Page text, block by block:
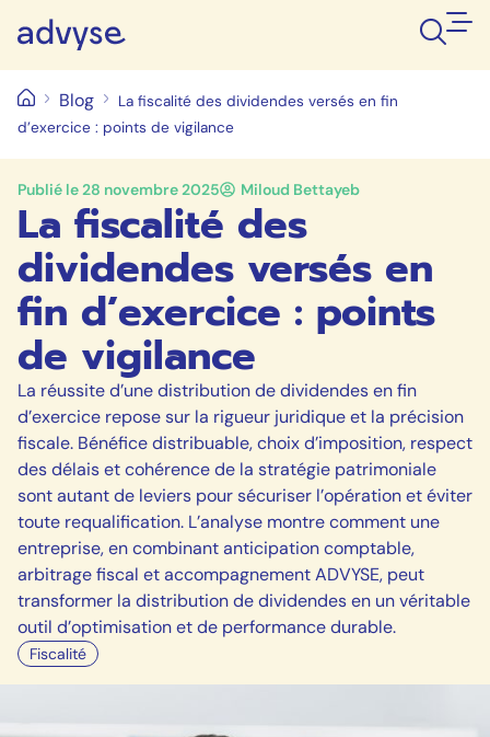
Blog
La fiscalité des dividendes versés en fin
d’exercice : points de vigilance
Publié le28 novembre 2025 Miloud Bettayeb
La fiscalité des
dividendes versés en
fin d’exercice : points
de vigilance
La réussite d’une distribution de dividendes en fin
d’exercice repose sur la rigueur juridique et la précision
fiscale. Bénéfice distribuable, choix d’imposition, respect
des délais et cohérence de la stratégie patrimoniale
sont autant de leviers pour sécuriser l’opération et éviter
toute requalification. L’analyse montre comment une
entreprise, en combinant anticipation comptable,
arbitrage fiscal et accompagnement ADVYSE, peut
transformer la distribution de dividendes en un véritable
outil d’optimisation et de performance durable.
Fiscalité